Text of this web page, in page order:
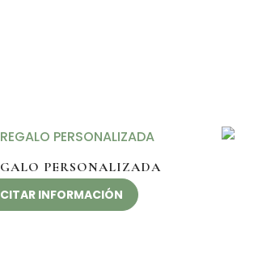
PERSONALIZADA
INFORMACIÓN